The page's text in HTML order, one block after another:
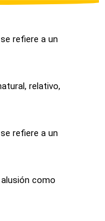
refiere a un
relativo,
refiere a un
como